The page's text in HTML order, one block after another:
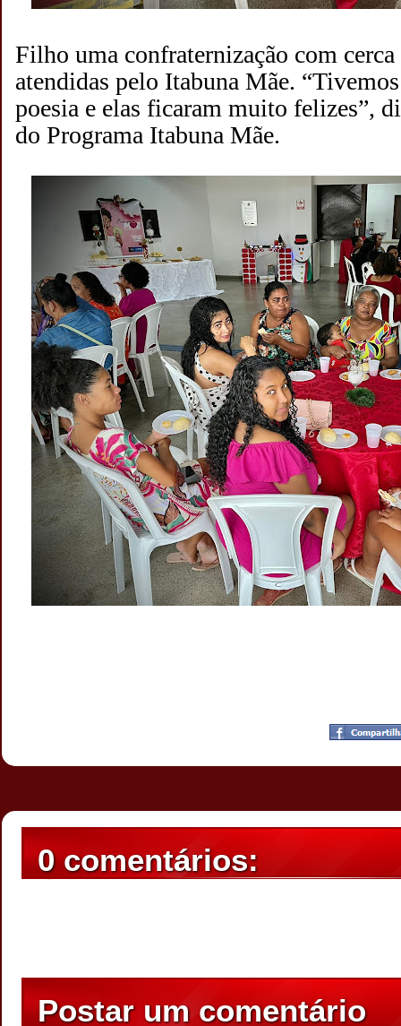
Filho uma confraternização com
atendidas pelo Itabuna Mãe.
poesia e elas ficaram muito felizes”,
do Programa Itabuna Mãe.
21:53
0 comentários:
Postar um comentário